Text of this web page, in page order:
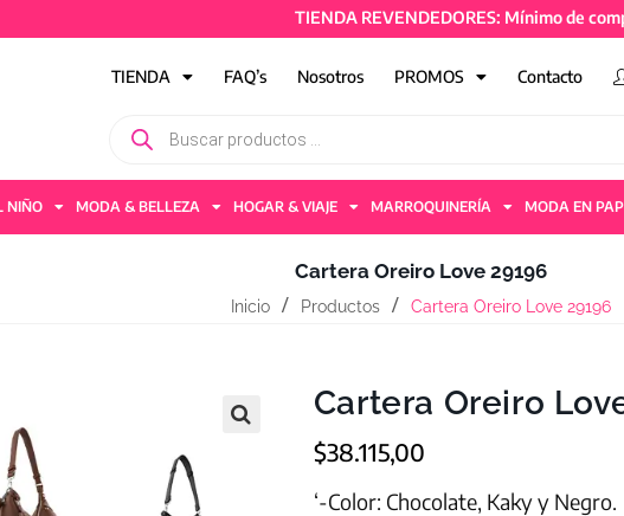
TIENDA REVENDEDORES: Mínimo de
TIENDA FAQ’s Nosotros PROMOS Contacto
NIÑO MODA & BELLEZA HOGAR & VIAJE MARROQUINERÍA MODA EN
Cartera Oreiro Love 29196
Inicio Productos Cartera Oreiro Love 29196
Cartera Oreiro
$38.115,00
‘-Color: Chocolate, Kaky y Negro.